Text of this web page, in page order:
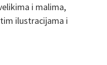
i malima,
ilustracijama i